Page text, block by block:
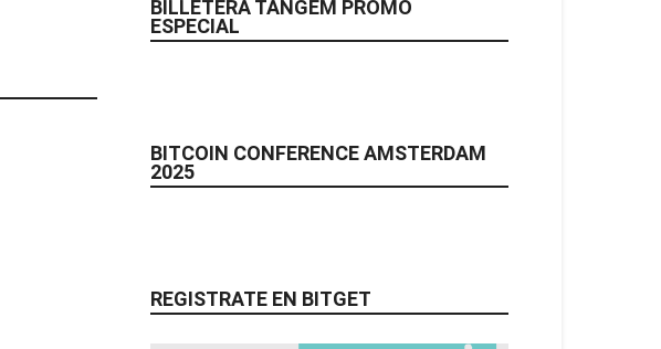
BILLETERA TANGEM PROMO
ESPECIAL
BITCOIN CONFERENCE AMSTERDAM
2025
REGISTRATE EN BITGET